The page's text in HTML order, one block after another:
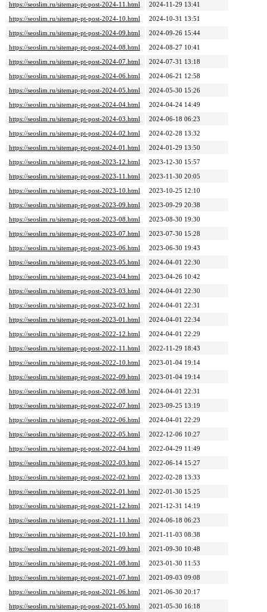
https://seoslim.ru/sitemap-pt-post-2024-11.html
2024-11-29 13:41
https://seoslim.ru/sitemap-pt-post-2024-10.html
2024-10-31 13:51
https://seoslim.ru/sitemap-pt-post-2024-09.html
2024-09-26 15:44
https://seoslim.ru/sitemap-pt-post-2024-08.html
2024-08-27 10:41
https://seoslim.ru/sitemap-pt-post-2024-07.html
2024-07-31 13:18
https://seoslim.ru/sitemap-pt-post-2024-06.html
2024-06-21 12:58
https://seoslim.ru/sitemap-pt-post-2024-05.html
2024-05-30 15:26
https://seoslim.ru/sitemap-pt-post-2024-04.html
2024-04-24 14:49
https://seoslim.ru/sitemap-pt-post-2024-03.html
2024-06-18 06:23
https://seoslim.ru/sitemap-pt-post-2024-02.html
2024-02-28 13:32
https://seoslim.ru/sitemap-pt-post-2024-01.html
2024-01-29 13:50
https://seoslim.ru/sitemap-pt-post-2023-12.html
2023-12-30 15:57
https://seoslim.ru/sitemap-pt-post-2023-11.html
2023-11-30 20:05
https://seoslim.ru/sitemap-pt-post-2023-10.html
2023-10-25 12:10
https://seoslim.ru/sitemap-pt-post-2023-09.html
2023-09-29 20:38
https://seoslim.ru/sitemap-pt-post-2023-08.html
2023-08-30 19:30
https://seoslim.ru/sitemap-pt-post-2023-07.html
2023-07-30 15:28
https://seoslim.ru/sitemap-pt-post-2023-06.html
2023-06-30 19:43
https://seoslim.ru/sitemap-pt-post-2023-05.html
2024-04-01 22:30
https://seoslim.ru/sitemap-pt-post-2023-04.html
2023-04-26 10:42
https://seoslim.ru/sitemap-pt-post-2023-03.html
2024-04-01 22:30
https://seoslim.ru/sitemap-pt-post-2023-02.html
2024-04-01 22:31
https://seoslim.ru/sitemap-pt-post-2023-01.html
2024-04-01 22:34
https://seoslim.ru/sitemap-pt-post-2022-12.html
2024-04-01 22:29
https://seoslim.ru/sitemap-pt-post-2022-11.html
2022-11-29 18:43
https://seoslim.ru/sitemap-pt-post-2022-10.html
2023-01-04 19:14
https://seoslim.ru/sitemap-pt-post-2022-09.html
2023-01-04 19:14
https://seoslim.ru/sitemap-pt-post-2022-08.html
2024-04-01 22:31
https://seoslim.ru/sitemap-pt-post-2022-07.html
2023-09-25 13:19
https://seoslim.ru/sitemap-pt-post-2022-06.html
2024-04-01 22:29
https://seoslim.ru/sitemap-pt-post-2022-05.html
2022-12-06 10:27
https://seoslim.ru/sitemap-pt-post-2022-04.html
2022-04-29 11:49
https://seoslim.ru/sitemap-pt-post-2022-03.html
2022-06-14 15:27
https://seoslim.ru/sitemap-pt-post-2022-02.html
2022-02-28 13:33
https://seoslim.ru/sitemap-pt-post-2022-01.html
2022-01-30 15:25
https://seoslim.ru/sitemap-pt-post-2021-12.html
2021-12-31 14:19
https://seoslim.ru/sitemap-pt-post-2021-11.html
2024-06-18 06:23
https://seoslim.ru/sitemap-pt-post-2021-10.html
2021-11-03 08:38
https://seoslim.ru/sitemap-pt-post-2021-09.html
2021-09-30 10:48
https://seoslim.ru/sitemap-pt-post-2021-08.html
2023-01-30 11:53
https://seoslim.ru/sitemap-pt-post-2021-07.html
2021-09-03 09:08
https://seoslim.ru/sitemap-pt-post-2021-06.html
2021-06-30 20:17
https://seoslim.ru/sitemap-pt-post-2021-05.html
2021-05-30 16:18